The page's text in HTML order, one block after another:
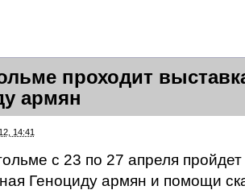
проходит
армян
14:41
с 23 по 27 апреля пройдет
Геноциду армян и помощи